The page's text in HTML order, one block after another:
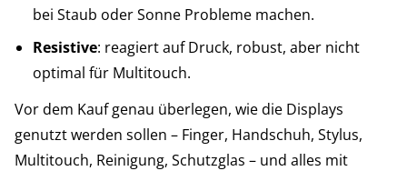
bei Staub oder Sonne Probleme machen.
Resistive: reagiert auf Druck, robust, aber nicht
optimal für Multitouch.
Vor dem Kauf genau überlegen, wie die Displays
genutzt werden sollen – Finger, Handschuh, Stylus,
Multitouch, Reinigung, Schutzglas – und alles mit